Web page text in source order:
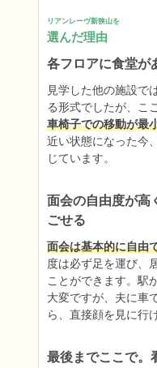
リアンレーヴ新狭山を
選んだ理由
各フロアに食堂が
見学した他の施設で
る形式でしたが、こ
車椅子での移動が最
近い状態になった今
じています。
面会の自由度が高
ごせる
面会は基本的に自由
度は必ず足を運び、
ことができます。駅
大変ですが、夫に車
ら、直接顔を見に行
最後までここで。